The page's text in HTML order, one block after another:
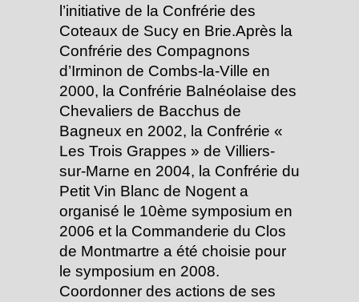
l’initiative de la Confrérie des
Coteaux de Sucy en Brie.Après la
Confrérie des Compagnons
d’Irminon de Combs-la-Ville en
2000, la Confrérie Balnéolaise des
Chevaliers de Bacchus de
Bagneux en 2002, la Confrérie «
Les Trois Grappes » de Villiers-
sur-Marne en 2004, la Confrérie du
Petit Vin Blanc de Nogent a
organisé le 10ème symposium en
2006 et la Commanderie du Clos
de Montmartre a été choisie pour
le symposium en 2008.
Coordonner des actions de ses